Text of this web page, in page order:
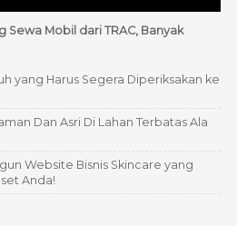
Mobil dari TRAC, Banyak
yang Harus Segera Diperiksakan ke
Dan Asri Di Lahan Terbatas Ala
Website Bisnis Skincare yang
Anda!